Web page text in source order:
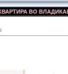
ВО